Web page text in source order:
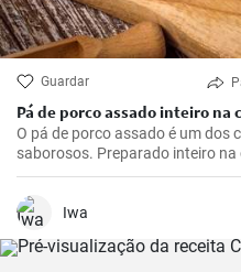
Guardar
Pá de porco assado inteiro na
O pá de porco assado é um dos
saborosos. Preparado inteiro na
de sabor. Tudo isso envolto em
que se formará com a cerveja.
Iwa